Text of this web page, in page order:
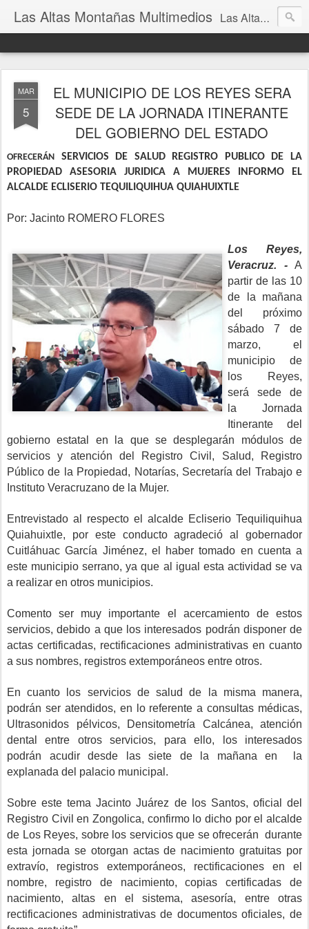
Las Altas Montañas Multimedios Las Altas Montañas Multimedios
MAR
5
EL MUNICIPIO DE LOS REYES SERA
SEDE DE LA JORNADA ITINERANTE
DEL GOBIERNO DEL ESTADO
OFRECERÁN SERVICIOS DE SALUD REGISTRO PUBLICO DE LA
PROPIEDAD ASESORIA JURIDICA A MUJERES INFORMO EL
ALCALDE ECLISERIO TEQUILIQUIHUA QUIAHUIXTLE
Por: Jacinto ROMERO FLORES
Los Reyes,
Veracruz. - A
partir de las 10
de la mañana
del próximo
sábado 7 de
marzo, el
municipio de
los Reyes,
será sede de
la Jornada
Itinerante del
gobierno estatal en la que se desplegarán módulos de
servicios y atención del Registro Civil, Salud, Registro
Público de la Propiedad, Notarías, Secretaría del Trabajo e
Instituto Veracruzano de la Mujer.
Entrevistado al respecto el alcalde Ecliserio Tequiliquihua
Quiahuixtle, por este conducto agradeció al gobernador
Cuitláhuac García Jiménez, el haber tomado en cuenta a
este municipio serrano, ya que al igual esta actividad se va
a realizar en otros municipios.
Comento ser muy importante el acercamiento de estos
servicios, debido a que los interesados podrán disponer de
actas certificadas, rectificaciones administrativas en cuanto
a sus nombres, registros extemporáneos entre otros.
En cuanto los servicios de salud de la misma manera,
podrán ser atendidos, en lo referente a consultas médicas,
Ultrasonidos pélvicos, Densitometría Calcánea, atención
dental entre otros servicios, para ello, los interesados
podrán acudir desde las siete de la mañana en la
explanada del palacio municipal.
Sobre este tema Jacinto Juárez de los Santos, oficial del
Registro Civil en Zongolica, confirmo lo dicho por el alcalde
de Los Reyes, sobre los servicios que se ofrecerán durante
esta jornada se otorgan actas de nacimiento gratuitas por
extravío, registros extemporáneos, rectificaciones en el
nombre, registro de nacimiento, copias certificadas de
nacimiento, altas en el sistema, asesoría, entre otras
rectificaciones administrativas de documentos oficiales, de